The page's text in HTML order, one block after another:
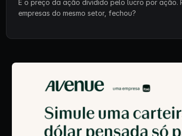
É o preço da ação dividido pelo lucro por ação.
empresas do mesmo setor, fechou?